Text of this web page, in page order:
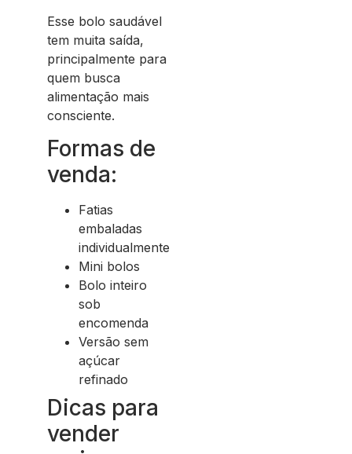
Esse bolo saudável
tem muita saída,
principalmente para
quem busca
alimentação mais
consciente.
Formas de
venda:
Fatias
embaladas
individualmente
Mini bolos
Bolo inteiro
sob
encomenda
Versão sem
açúcar
refinado
Dicas para
vender